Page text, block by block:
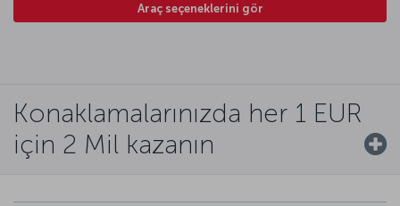
Araç seçeneklerini gör
Konaklamalarınızda her 1 EUR
için 2 Mil kazanın